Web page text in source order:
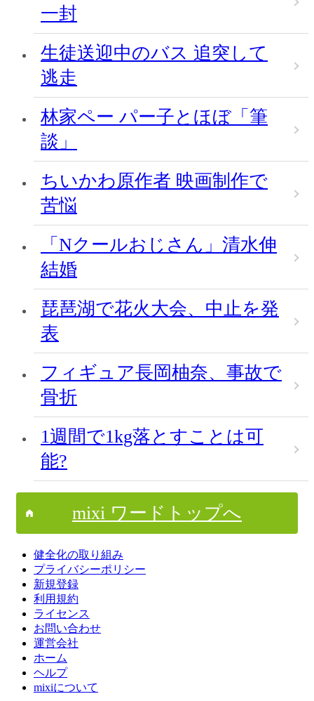
一封
生徒送迎中のバス 追突して
逃走
林家ペー パー子とほぼ「筆
談」
ちいかわ原作者 映画制作で
苦悩
「Nクールおじさん」清水伸
結婚
琵琶湖で花火大会、中止を発
表
フィギュア長岡柚奈、事故で
骨折
1週間で1kg落とすことは可
能?
mixi ワードトップへ
健全化の取り組み
プライバシーポリシー
新規登録
利用規約
ライセンス
お問い合わせ
運営会社
ホーム
ヘルプ
mixiについて